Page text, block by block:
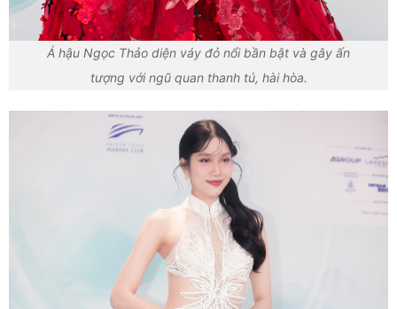
Á hậu Ngọc Thảo diện váy đỏ nổi bần bật và gây ấn
tượng với ngũ quan thanh tú, hài hòa.